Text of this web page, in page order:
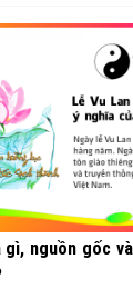
gì, nguồn gốc